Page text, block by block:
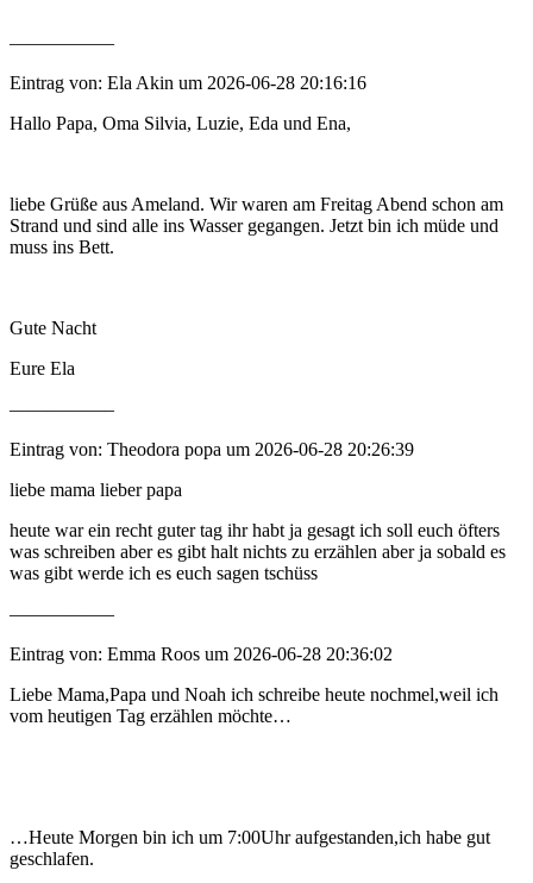
—————–
Eintrag von: Ela Akin um 2026-06-28 20:16:16
Hallo Papa, Oma Silvia, Luzie, Eda und Ena,
liebe Grüße aus Ameland. Wir waren am Freitag Abend schon am
Strand und sind alle ins Wasser gegangen. Jetzt bin ich müde und
muss ins Bett.
Gute Nacht
Eure Ela
—————–
Eintrag von: Theodora popa um 2026-06-28 20:26:39
liebe mama lieber papa
heute war ein recht guter tag ihr habt ja gesagt ich soll euch öfters
was schreiben aber es gibt halt nichts zu erzählen aber ja sobald es
was gibt werde ich es euch sagen tschüss
—————–
Eintrag von: Emma Roos um 2026-06-28 20:36:02
Liebe Mama,Papa und Noah ich schreibe heute nochmel,weil ich
vom heutigen Tag erzählen möchte…
…Heute Morgen bin ich um 7:00Uhr aufgestanden,ich habe gut
geschlafen.